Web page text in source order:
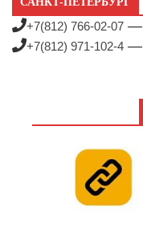
+7(812) 766-02-07 —
+7(812) 971-102-4 —